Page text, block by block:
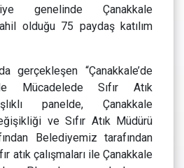
genelinde Çanakkale
olduğu 75 paydaş katılım
gerçekleşen “Çanakkale’de
Mücadelede Sıfır Atık
panelde, Çanakkale
ve Sıfır Atık Müdürü
Belediyemiz tarafından
atık çalışmaları ile Çanakkale